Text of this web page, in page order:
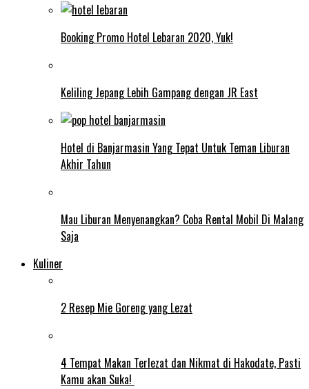
Booking Promo Hotel Lebaran 2020, Yuk!
Keliling Jepang Lebih Gampang dengan JR East
Hotel di Banjarmasin Yang Tepat Untuk Teman Liburan
Akhir Tahun
Mau Liburan Menyenangkan? Coba Rental Mobil Di Malang
Saja
Kuliner
2 Resep Mie Goreng yang Lezat
4 Tempat Makan Terlezat dan Nikmat di Hakodate, Pasti
Kamu akan Suka!